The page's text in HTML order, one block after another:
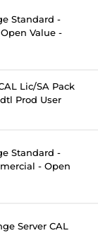
Standard -
Value -
Lic/SA Pack
Prod User
Standard -
- Open
Server CAL